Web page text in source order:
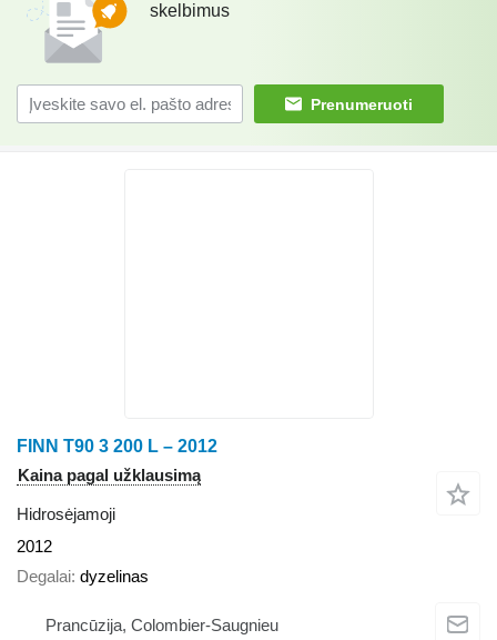
skelbimus
Prenumeruoti
FINN T90 3 200 L – 2012
Kaina pagal užklausimą
Hidrosėjamoji
2012
Degalai dyzelinas
Prancūzija, Colombier-Saugnieu